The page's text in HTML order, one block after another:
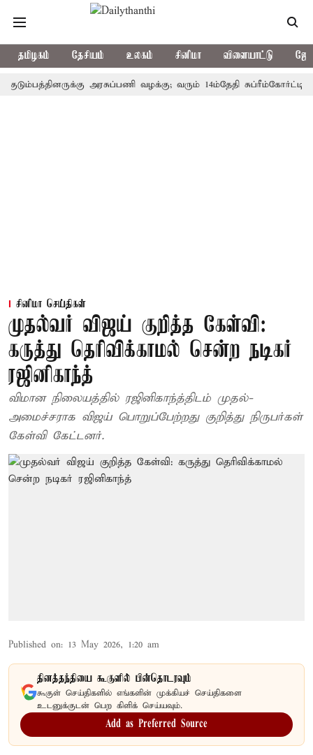
தமிழகம் தேசியம் உலகம் சினிமா விளையாட்டு
அரசுப்பணி வழக்கு; வரும் 14ம்தேதி சுப்ரீம்கோர்ட்டில்
சினிமா செய்திகள்
முதல்வர் விஜய் குறித்த கேள்வி:
கருத்து தெரிவிக்காமல் சென்ற நடிகர்
ரஜினிகாந்த்
விமான நிலையத்தில் ரஜினிகாந்த்திடம் முதல்-
அமைச்சராக விஜய் பொறுப்பேற்றது குறித்து நிருபர்கள்
கேள்வி கேட்டனர்.
Published on: 13 May 2026, 1:20 am
தினத்தந்தியை கூகுளில் பின்தொடரவும்
கூகுள் செய்திகளில் எங்களின் முக்கியச் செய்திகளை
உடனுக்குடன் பெற கிளிக் செய்யவும்.
Add as Preferred Source